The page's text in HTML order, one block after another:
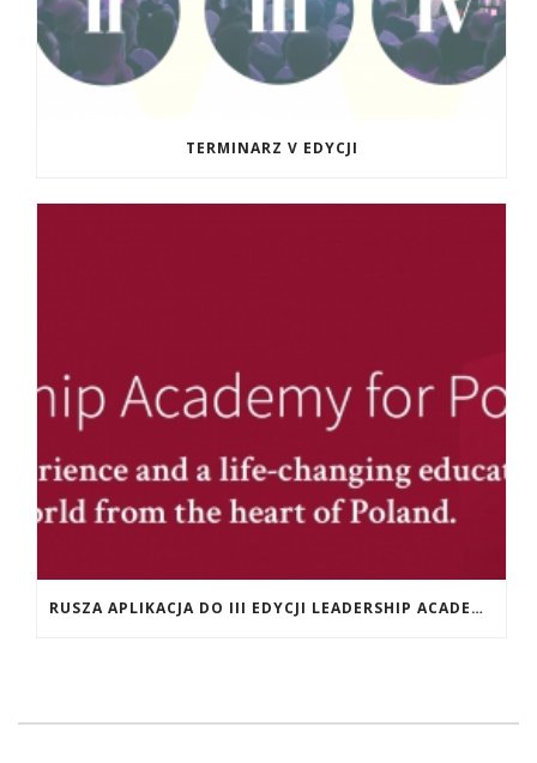
TERMINARZ V EDYCJI
RUSZA APLIKACJA DO III EDYCJI LEADERSHIP ACADEMY FOR POLAND